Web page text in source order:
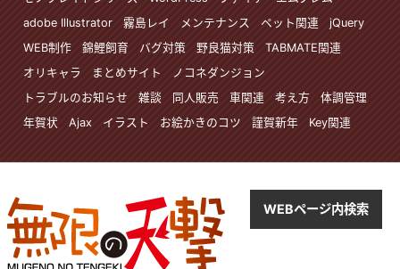
adobe Illustrator
霧島レイ メンテナンス ペット関連
jQuery
WEB制作
錦鯉飼育 バグ対策 野良猫対策
TABMATE関連
オリキャラ
まとめサイト
ノコネダンジョン
トラブルのお知らせ
雑談 同人販売 車関連 考え方
体調管理
年賀状
Ajax イラスト お絵かきのコツ 謹賀新年 Key関連
WEBページ内検索